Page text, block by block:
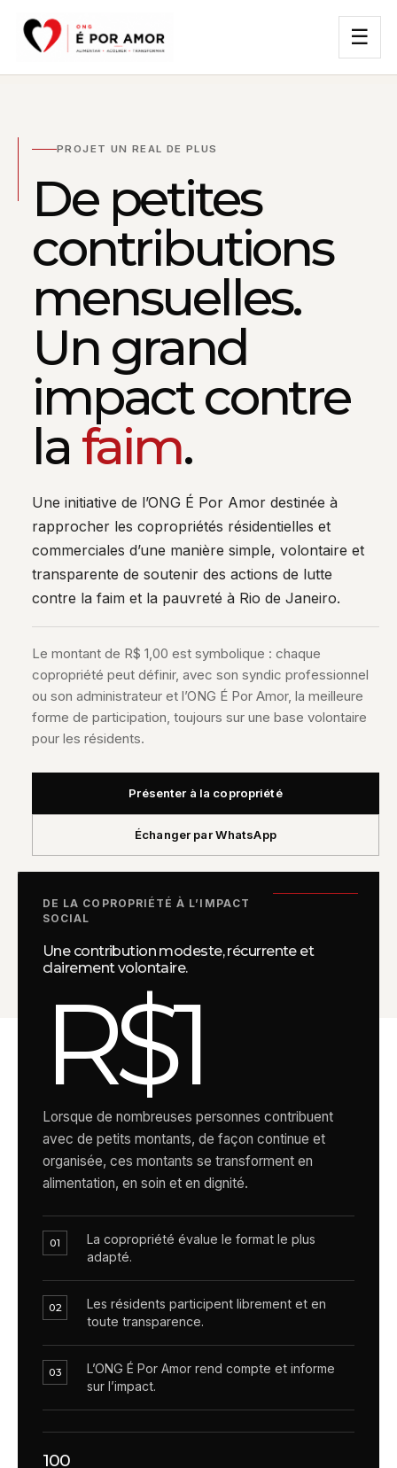
☰
PROJET UN REAL DE PLUS
De petites
contributions
mensuelles.
Un grand
impact contre
la faim.
Une initiative de l’ONG É Por Amor destinée à
rapprocher les copropriétés résidentielles et
commerciales d’une manière simple, volontaire et
transparente de soutenir des actions de lutte
contre la faim et la pauvreté à Rio de Janeiro.
Le montant de R$ 1,00 est symbolique : chaque
copropriété peut définir, avec son syndic professionnel
ou son administrateur et l’ONG É Por Amor, la meilleure
forme de participation, toujours sur une base volontaire
pour les résidents.
Présenter à la copropriété
Échanger par WhatsApp
DE LA COPROPRIÉTÉ À L’IMPACT
SOCIAL
Une contribution modeste, récurrente et
clairement volontaire.
R$1
Lorsque de nombreuses personnes contribuent
avec de petits montants, de façon continue et
organisée, ces montants se transforment en
alimentation, en soin et en dignité.
01
La copropriété évalue le format le plus
adapté.
02
Les résidents participent librement et en
toute transparence.
03
L’ONG É Por Amor rend compte et informe
sur l’impact.
100